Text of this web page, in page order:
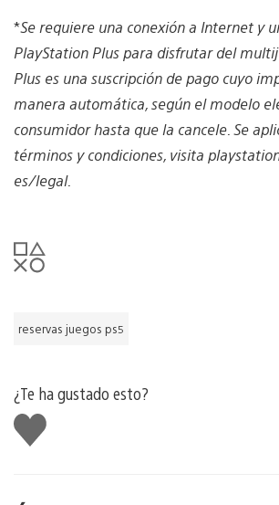
*Se requiere una conexión a Internet y
PlayStation Plus para disfrutar del
Plus es una suscripción de pago cuyo
manera automática, según el modelo
consumidor hasta que la cancele. Se
términos y condiciones, visita
es/legal.
reservas juegos ps5
¿Te ha gustado esto?
Me
gusta
esto